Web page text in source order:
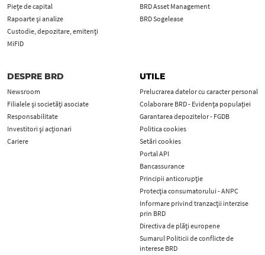
Piețe de capital
Rapoarte și analize
Custodie, depozitare, emitenți
MiFID
BRD Asset Management
BRD Sogelease
DESPRE BRD
Newsroom
Filialele și societăți asociate
Responsabilitate
Investitori și acționari
Cariere
UTILE
Prelucrarea datelor cu caracter personal
Colaborare BRD - Evidența populației
Garantarea depozitelor - FGDB
Politica cookies
Setări cookies
Portal API
Bancassurance
Principii anticorupţie
Protecţia consumatorului - ANPC
Informare privind tranzacții interzise
prin BRD
Directiva de plăți europene
Sumarul Politicii de conflicte de
interese BRD